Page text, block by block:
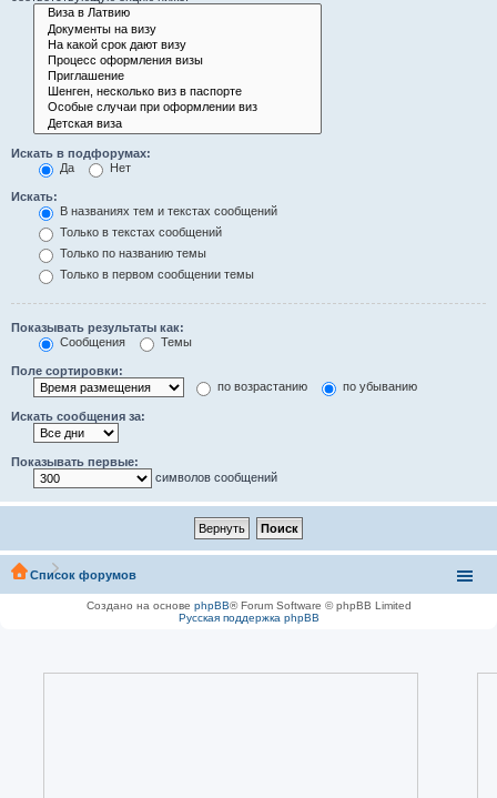
Искать в подфорумах:
Да
Нет
Искать:
В названиях тем и текстах сообщений
Только в текстах сообщений
Только по названию темы
Только в первом сообщении темы
Показывать результаты как:
Сообщения
Темы
Поле сортировки:
по возрастанию
по убыванию
Искать сообщения за:
Показывать первые:
символов сообщений
Список форумов
Создано на основе phpBB® Forum Software © phpBB Limited
Русская поддержка phpBB